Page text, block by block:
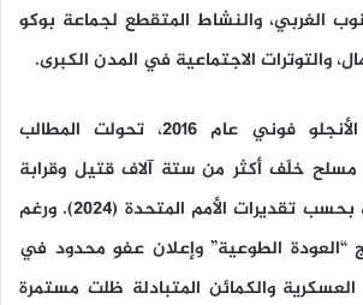
الغربي، والنشاط المتقطع لجماعة بوكو
والتوترات الاجتماعية في المدن الكبرى.
فمنذ اندلاع النزاع الأنجلو فوني عام 2016، تحولت المطالب
مسلح خلّف أكثر من ستة آلاف قتيل وقرابة
700 ألف نازح داخلي، بحسب تقديرات الأمم المتحدة (2024). ورغم
“العودة الطوعية” وإعلان عفوٍ محدود في
العسكرية والكمائن المتبادلة ظلت مستمرة